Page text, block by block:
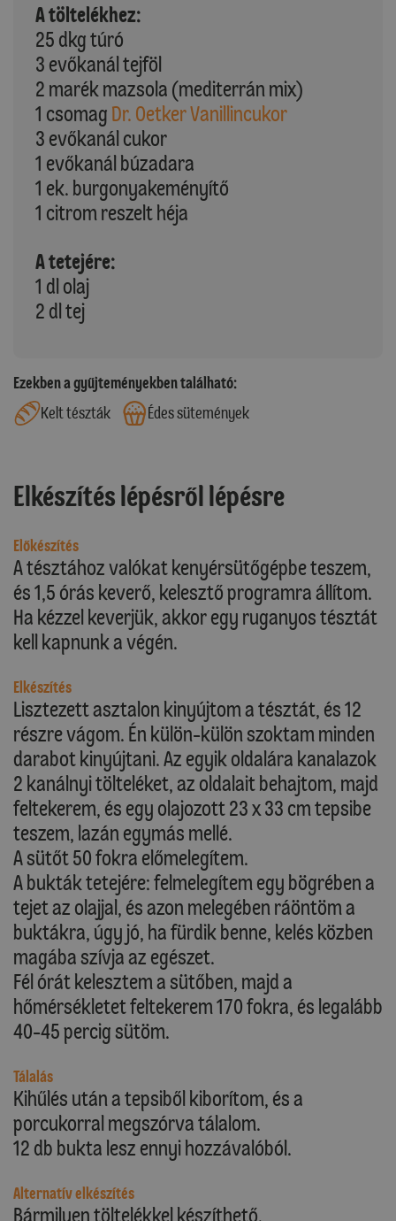
A töltelékhez:
25 dkg túró
3 evőkanál tejföl
2 marék mazsola (mediterrán mix)
1 csomag Dr. Oetker Vanillincukor
3 evőkanál cukor
1 evőkanál búzadara
1 ek. burgonyakeményítő
1 citrom reszelt héja
A tetejére:
1 dl olaj
2 dl tej
Ezekben a gyűjteményekben található:
Kelt tészták
Édes sütemények
Elkészítés lépésről lépésre
Előkészítés
A tésztához valókat kenyérsütőgépbe teszem,
és 1,5 órás keverő, kelesztő programra állítom.
Ha kézzel keverjük, akkor egy ruganyos tésztát
kell kapnunk a végén.
Elkészítés
Lisztezett asztalon kinyújtom a tésztát, és 12
részre vágom. Én külön-külön szoktam minden
darabot kinyújtani. Az egyik oldalára kanalazok
2 kanálnyi tölteléket, az oldalait behajtom, majd
feltekerem, és egy olajozott 23 x 33 cm tepsibe
teszem, lazán egymás mellé.
A sütőt 50 fokra előmelegítem.
A bukták tetejére: felmelegítem egy bögrében a
tejet az olajjal, és azon melegében ráöntöm a
buktákra, úgy jó, ha fürdik benne, kelés közben
magába szívja az egészet.
Fél órát kelesztem a sütőben, majd a
hőmérsékletet feltekerem 170 fokra, és legalább
40-45 percig sütöm.
Tálalás
Kihűlés után a tepsiből kiborítom, és a
porcukorral megszórva tálalom.
12 db bukta lesz ennyi hozzávalóból.
Alternatív elkészítés
Bármilyen töltelékkel készíthető.